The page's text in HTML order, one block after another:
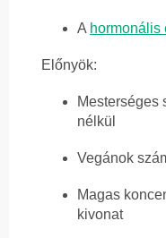
A hormonális
Előnyök:
Mesterséges
nélkül
Vegánok
Magas
kivonat